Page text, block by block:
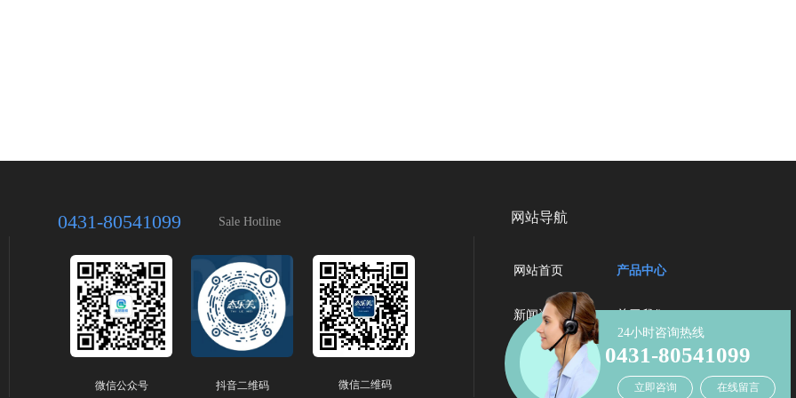
24小时咨询热线
0431-80541099
立即咨询 在线留言
0431-80541099 Sale Hotline
微信公众号 抖音二维码
网站导航
网站首页 产品中心
新闻资讯
联系我们
微信二维码